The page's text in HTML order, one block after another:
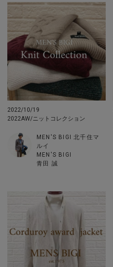
2022/10/19
2022AW/ニットコレクション
MEN'S BIGI 北千住マ
ルイ
MEN'S BIGI
青田 誠